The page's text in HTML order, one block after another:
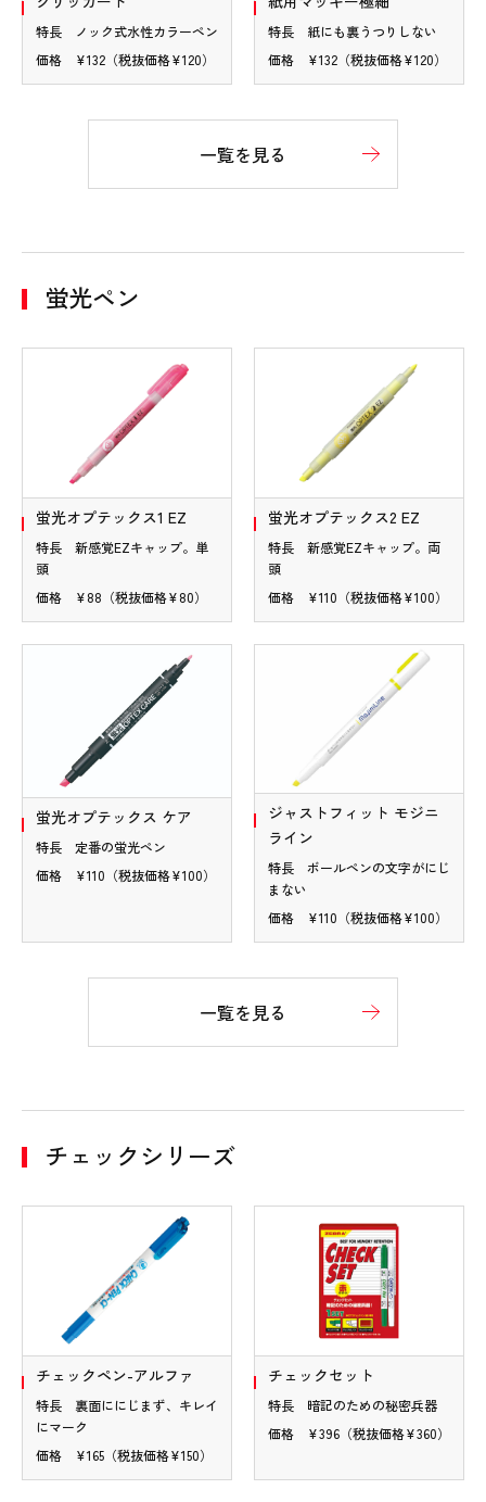
特長 ノック式水性カラーペン
価格 ¥132（税抜価格¥120）
特長 紙にも裏うつりしない
価格 ¥132（税抜価格¥120）
一覧を見る
蛍光ペン
蛍光オプテックス1 EZ
特長 新感覚EZキャップ。単
頭
価格 ¥88（税抜価格¥80）
蛍光オプテックス2 EZ
特長 新感覚EZキャップ。両
頭
価格 ¥110（税抜価格¥100）
蛍光オプテックス ケア
特長 定番の蛍光ペン
価格 ¥110（税抜価格¥100）
ジャストフィット モジニ
ライン
特長 ボールペンの文字がにじ
まない
価格 ¥110（税抜価格¥100）
一覧を見る
チェックシリーズ
チェックペン-アルファ
特長 裏面ににじまず、キレイ
にマーク
価格 ¥165（税抜価格¥150）
チェックセット
特長 暗記のための秘密兵器
価格 ¥396（税抜価格¥360）